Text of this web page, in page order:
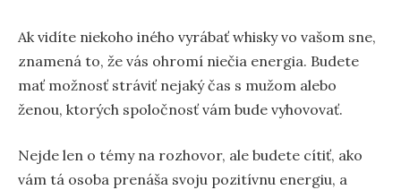
Ak vidíte niekoho iného vyrábať whisky vo vašom sne,
znamená to, že vás ohromí niečia energia. Budete
mať možnosť stráviť nejaký čas s mužom alebo
ženou, ktorých spoločnosť vám bude vyhovovať.
Nejde len o témy na rozhovor, ale budete cítiť, ako
vám tá osoba prenáša svoju pozitívnu energiu, a